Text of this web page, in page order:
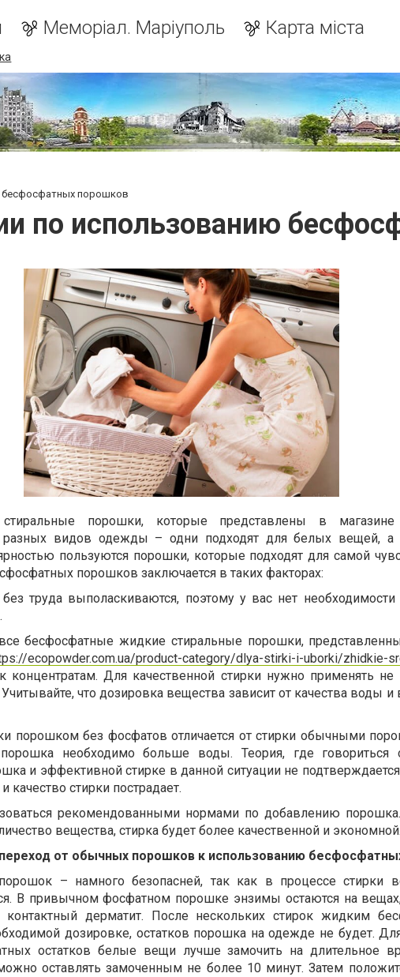
Меморіал. Маріуполь Карта міста
бесфосфатных порошков
по использованию
порошки, которые представлены в магазине
видов одежды – одни подходят для белых вещей, а
пользуются порошки, которые подходят для самой
порошков заключается в таких факторах:
труда выполаскиваются, поэтому у вас нет необходимости
все бесфосфатные жидкие стиральные порошки,
ecopowder.com.ua/product-category/dlya-stirki-i-uborki/zhidkie-
к концентратам. Для качественной стирки нужно применять
что дозировка вещества зависит от качества воды и
порошком без фосфатов отличается от стирки обычными
порошка необходимо больше воды. Теория, где
и эффективной стирке в данной ситуации не
качество стирки пострадает.
рекомендованными нормами по добавлению
вещества, стирка будет более качественной и экономной.
от обычных порошков к использованию
– намного безопасней, так как в процессе стирки
В привычном фосфатном порошке энзимы остаются на
контактный дерматит. После нескольких стирок жидким
дозировке, остатков порошка на одежде не будет.
остатков белые вещи лучше замочить на длительное
оставлять замоченным не более 10 минут. Затем